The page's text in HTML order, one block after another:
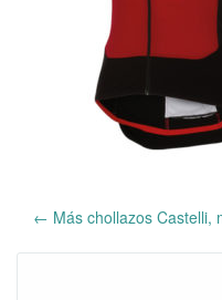
navigation
← Más chollazos Castelli,